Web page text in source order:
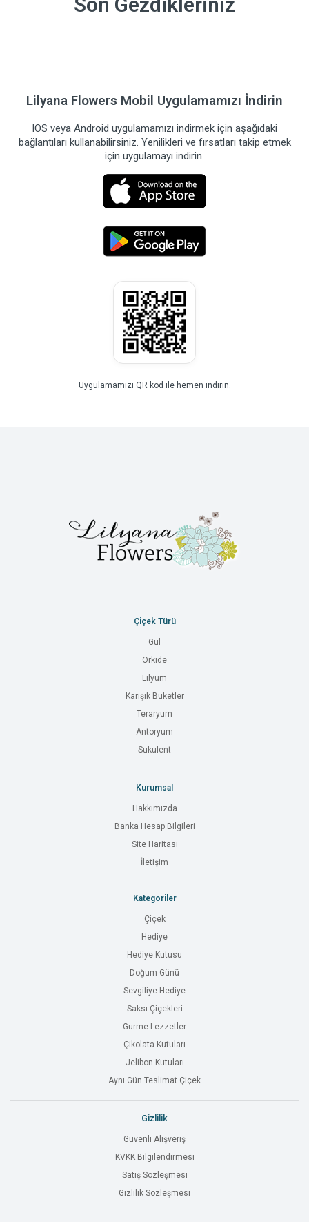
Lilyana Flowers Mobil Uygulamamızı İndirin
IOS veya Android uygulamamızı indirmek için aşağıdaki
bağlantıları kullanabilirsiniz. Yenilikleri ve fırsatları takip etmek
için uygulamayı indirin.
Uygulamamızı QR kod ile hemen indirin.
Çiçek Türü
Gül
Orkide
Lilyum
Karışık Buketler
Teraryum
Antoryum
Sukulent
Kurumsal
Hakkımızda
Banka Hesap Bilgileri
Site Haritası
İletişim
Kategoriler
Çiçek
Hediye
Hediye Kutusu
Doğum Günü
Sevgiliye Hediye
Saksı Çiçekleri
Gurme Lezzetler
Çikolata Kutuları
Jelibon Kutuları
Aynı Gün Teslimat Çiçek
Gizlilik
Güvenli Alışveriş
KVKK Bilgilendirmesi
Satış Sözleşmesi
Gizlilik Sözleşmesi